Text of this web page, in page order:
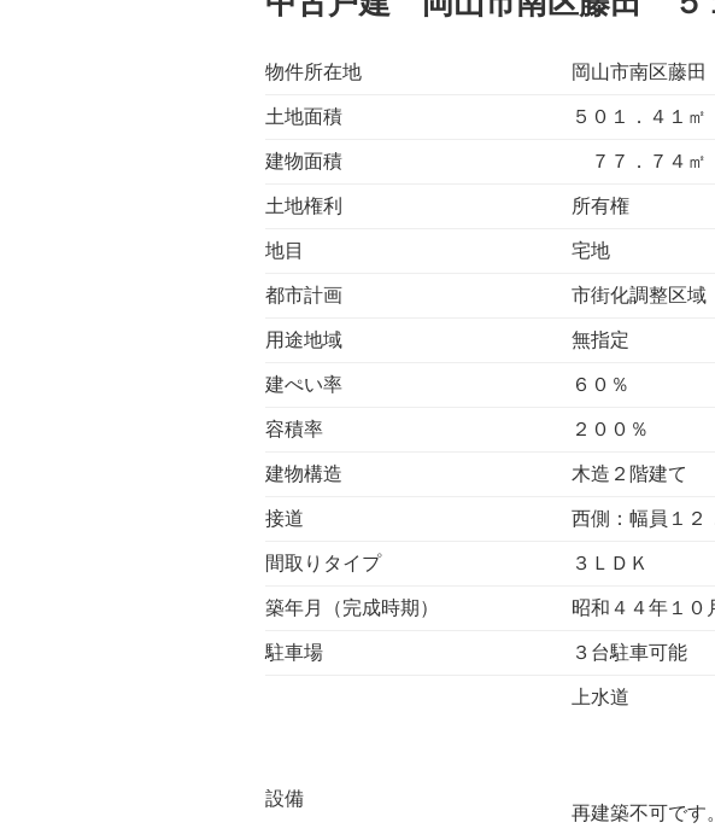
日:
物件所在地 岡山市南区藤田
土地面積 ５０１．４１㎡
建物面積 ７７．７４㎡
土地権利 所有権
地目 宅地
都市計画 市街化調整区域
用途地域 無指定
建ぺい率 ６０％
容積率 ２００％
建物構造 木造２階建て
接道 西側：幅員１２
間取りタイプ ３ＬＤＫ
築年月（完成時期） 昭和４４年１０
駐車場 ３台駐車可能
設備
上水道
再建築不可です。